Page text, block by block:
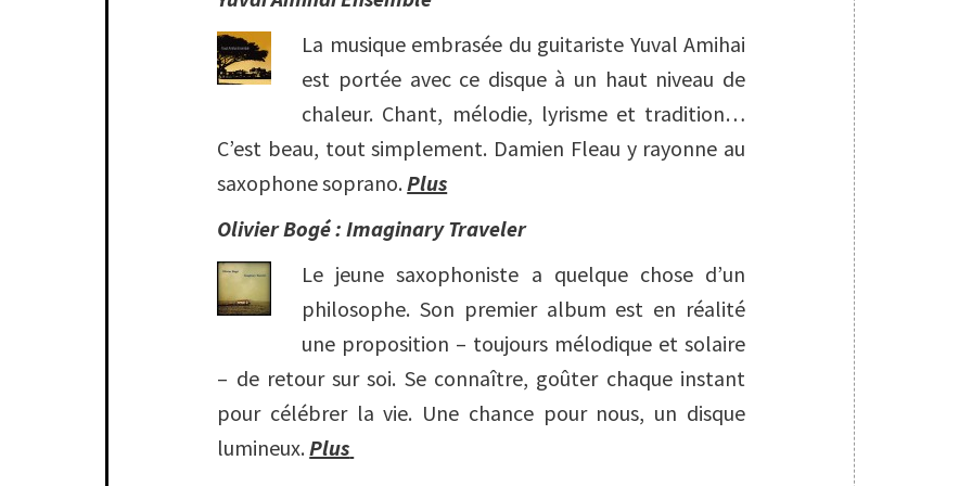
La musique embrasée du guitariste Yuval Amihai
est portée avec ce disque à un haut niveau de
chaleur. Chant, mélodie, lyrisme et tradition…
C’est beau, tout simplement. Damien Fleau y rayonne au
saxophone soprano.Plus
Olivier Bogé : Imaginary Traveler
Le jeune saxophoniste a quelque chose d’un
philosophe. Son premier album est en réalité
une proposition – toujours mélodique et solaire
– de retour sur soi. Se connaître, goûter chaque instant
pour célébrer la vie. Une chance pour nous, un disque
lumineux.Plus